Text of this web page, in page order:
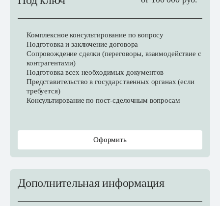
Комплексное консультирование по вопросу
Подготовка и заключение договора
Сопровождение сделки (переговоры, взаимодействие с
контрагентами)
Подготовка всех необходимых документов
Представительство в государственных органах (если
требуется)
Консультирование по пост-сделочным вопросам
Оформить
Дополнительная информация